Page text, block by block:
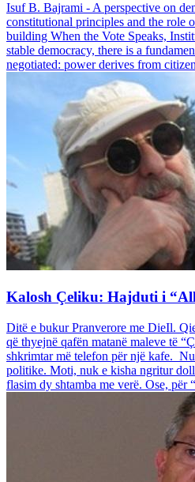
Isuf B. Bajrami - A perspective on
constitutional principles and the role
building When the Vote Speaks,
stable democracy, there is a
negotiated: power derives from
Kalosh Çeliku: Hajduti i
Ditë e bukur Pranverore me DieIl.
që thyejnë qafën matanë maleve të
shkrimtar më telefon për një kafe.
politike. Moti, nuk e kisha ngritur
flasim dy shtamba me verë. Ose, për